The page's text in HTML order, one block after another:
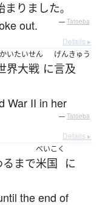
まりました。
out. — Tatoeba
Details ▸
いたいせん
界大戦 に
げんきゅう
言及
War II in her
— Tatoeba
Details ▸
まで
べいこく
米国
に
the end of